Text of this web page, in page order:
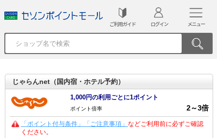
ご利用ガイド ログイン メニュー
じゃらんnet（国内宿・ホテル予約）
1,000円の利用ごとに1ポイント
ポイント倍率 2～3倍
「ポイント付与条件」「ご注意事項」 などご利用前に必ずご確認
ください。